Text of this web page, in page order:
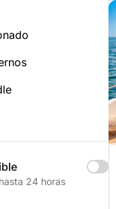
24 horas